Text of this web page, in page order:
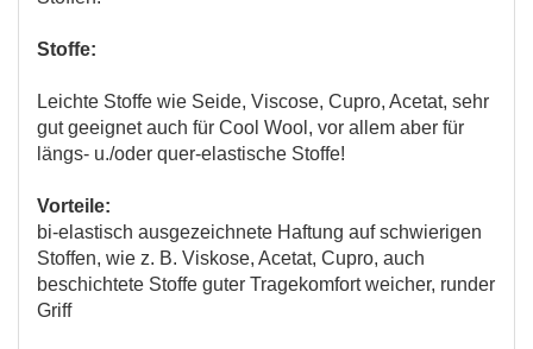
Stoffe:
Leichte Stoffe wie Seide, Viscose, Cupro, Acetat, sehr
gut geeignet auch für Cool Wool, vor allem aber für
längs- u./oder quer-elastische Stoffe!
Vorteile:
bi-elastisch ausgezeichnete Haftung auf schwierigen
Stoffen, wie z. B. Viskose, Acetat, Cupro, auch
beschichtete Stoffe guter Tragekomfort weicher, runder
Griff